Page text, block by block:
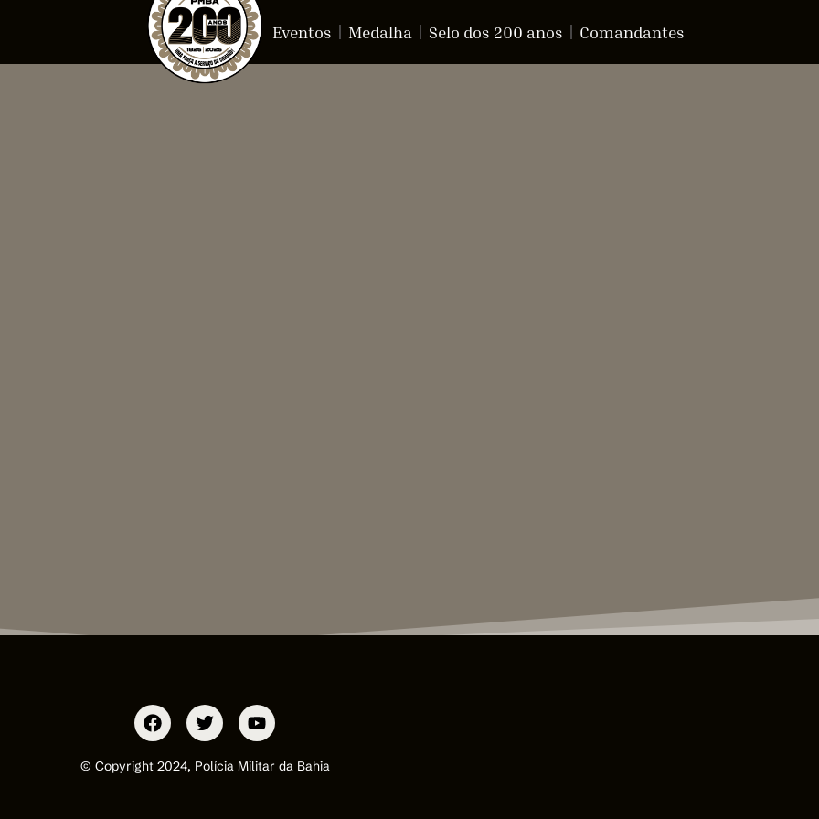
Eventos Medalha Selo dos 200 anos Comandantes
© Copyright 2024, Polícia Militar da Bahia